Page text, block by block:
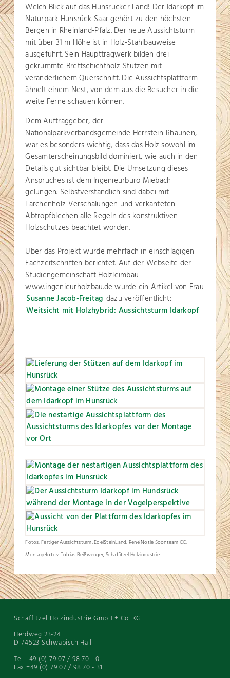
Welch Blick auf das Hunsrücker Land! Der Idarkopf im
Naturpark Hunsrück-Saar gehört zu den höchsten
Bergen in Rheinland-Pfalz. Der neue Aussichtsturm
mit über 31 m Höhe ist in Holz-Stahlbauweise
ausgeführt. Sein Haupttragwerk bilden drei
gekrümmte Brettschichtholz-Stützen mit
veränderlichem Querschnitt. Die Aussichtsplattform
ähnelt einem Nest, von dem aus die Besucher in die
weite Ferne schauen können.
Dem Auftraggeber, der
Nationalparkverbandsgemeinde Herrstein-Rhaunen,
war es besonders wichtig, dass das Holz sowohl im
Gesamterscheinungsbild dominiert, wie auch in den
Details gut sichtbar bleibt. Die Umsetzung dieses
Anspruches ist dem Ingenieurbüro Miebach
gelungen. Selbstverständlich sind dabei mit
Lärchenholz-Verschalungen und verkanteten
Abtropfblechen alle Regeln des konstruktiven
Holzschutzes beachtet worden.
Über das Projekt wurde mehrfach in einschlägigen
Fachzeitschriften berichtet. Auf der Webseite der
Studiengemeinschaft Holzleimbau
www.ingenieurholzbau.de wurde ein Artikel von Frau
Susanne Jacob-Freitag dazu veröffentlicht:
Weitsicht mit Holzhybrid: Aussichtsturm Idarkopf
Fotos: Fertiger Aussichtsturm: EdelSteinLand, René Notle Soonteam CC;
Montagefotos: Tobias Beißwenger, Schaffitzel Holzindustrie
Schaffitzel Holzindustrie GmbH + Co. KG
Herdweg 23-24
D-74523 Schwäbisch Hall
Tel +49 (0) 79 07 / 98 70 - 0
Fax +49 (0) 79 07 / 98 70 - 31